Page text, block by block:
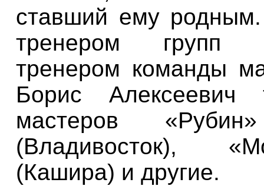
ставший ему
тренером групп
тренером команды
Борис Алексеевич
мастеров
(Владивосток),
(Кашира) и другие.